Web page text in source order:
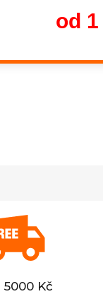
od
5000 Kč